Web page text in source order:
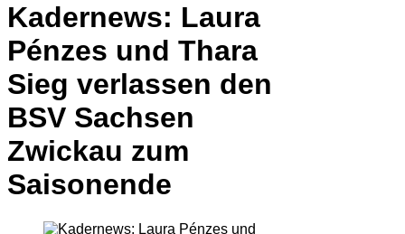
Kadernews: Laura
Pénzes und Thara
Sieg verlassen den
BSV Sachsen
Zwickau zum
Saisonende